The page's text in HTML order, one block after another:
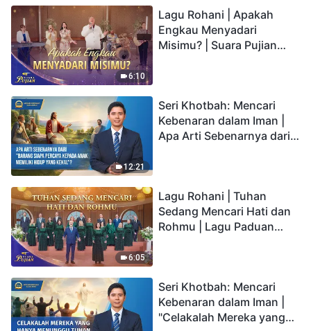
6:10
Lagu Rohani | Apakah
Engkau Menyadari
Misimu? | Suara Pujian
12:21
Seri Khotbah: Mencari
Kebenaran dalam Iman |
Apa Arti Sebenarnya dari
6:05
Lagu Rohani | Tuhan
Sedang Mencari Hati dan
Rohmu | Lagu Paduan
Seri Khotbah: Mencari
Kebenaran dalam Iman |
"Celakalah Mereka yang